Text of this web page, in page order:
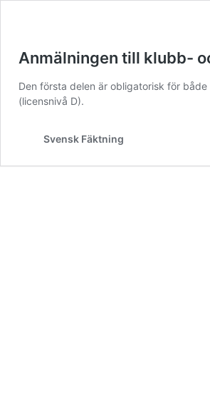
Anmälningen till klubb-
Den första delen är obligatorisk för
(licensnivå D).
Svensk Fäktning